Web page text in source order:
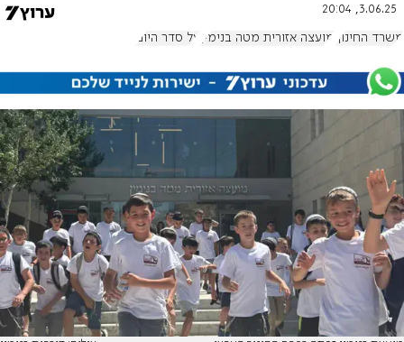
3.06.25, 20:04
משרד החינוך מועצה אזורית מטה בנימין על סדר היום